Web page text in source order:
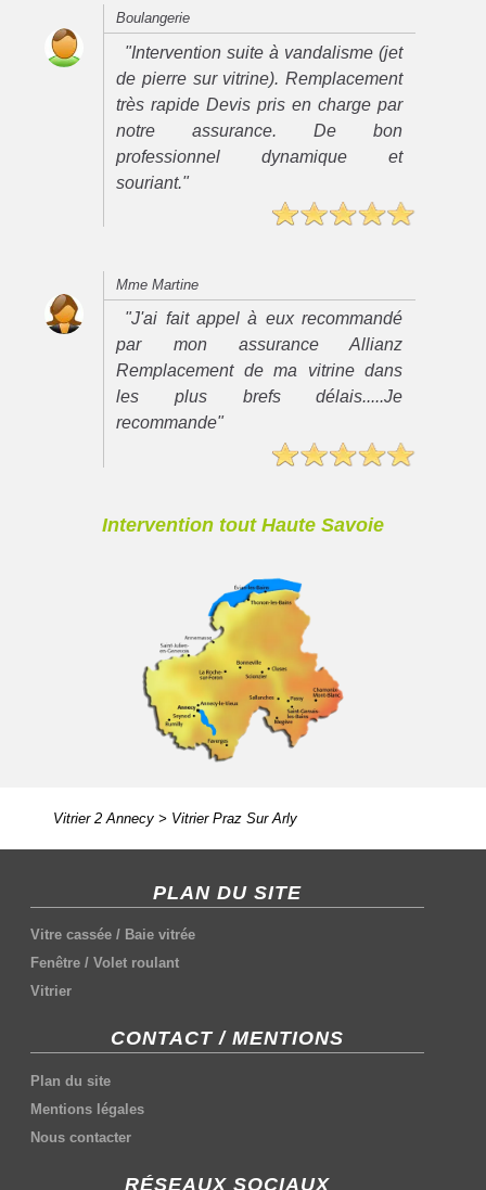
Boulangerie
"Intervention suite à vandalisme (jet
de pierre sur vitrine). Remplacement
très rapide Devis pris en charge par
notre assurance. De bon
professionnel dynamique et
souriant."
Mme Martine
"J'ai fait appel à eux recommandé
par mon assurance Allianz
Remplacement de ma vitrine dans
les plus brefs délais.....Je
recommande"
Intervention tout Haute Savoie
Vitrier 2 Annecy> Vitrier Praz Sur Arly
PLAN DU SITE
Vitre cassée / Baie vitrée
Fenêtre /Volet roulant
Vitrier
CONTACT / MENTIONS
Plan du site
Mentions légales
Nous contacter
RÉSEAUX SOCIAUX